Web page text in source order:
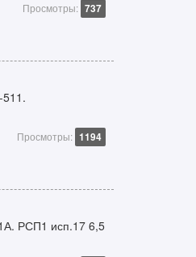
Просмотры: 737
Просмотры: 1194
РСП1 исп.17 6,5